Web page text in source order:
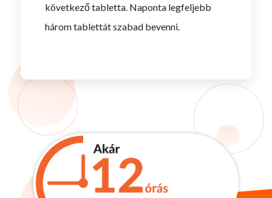
következő tabletta. Naponta legfeljebb
három tablettát szabad bevenni.